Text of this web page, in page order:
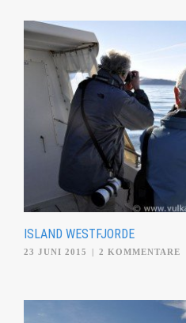
ISLAND WESTFJORDE
23 JUNI 2015 2 KOMMENTARE